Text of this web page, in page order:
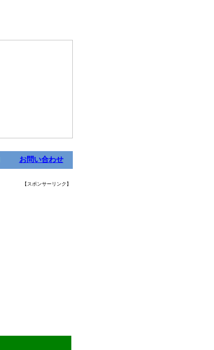
お問い合わせ
【スポンサーリンク】